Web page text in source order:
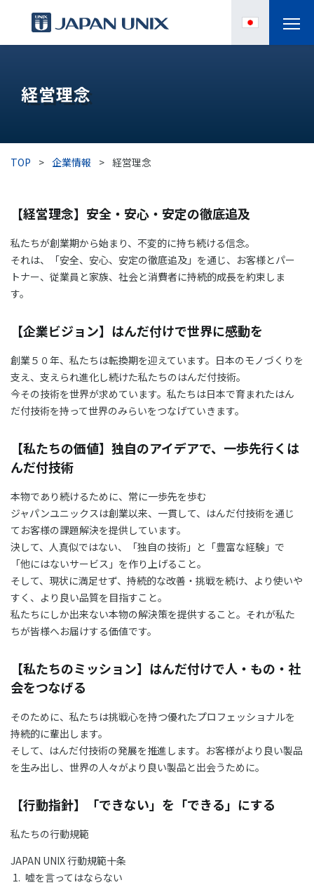
IPC
導入事例
お役立ち情報
企業情報
03-3588-0551
お問い合わせ
経営理念
TOP > 企業情報 > 経営理念
【経営理念】安全・安心・安定の徹底追及
私たちが創業期から始まり、不変的に持ち続ける信念。
それは、「安全、安心、安定の徹底追及」を通じ、お客様とパー
トナー、従業員と家族、社会と消費者に持続的成長を約束しま
す。
【企業ビジョン】はんだ付けで世界に感動を
創業５０年、私たちは転換期を迎えています。日本のモノづくりを
支え、支えられ進化し続けた私たちのはんだ付技術。
今その技術を世界が求めています。私たちは日本で育まれたはん
だ付技術を持って世界のみらいをつなげていきます。
【私たちの価値】独自のアイデアで、一歩先行くは
んだ付技術
本物であり続けるために、常に一歩先を歩む
ジャパンユニックスは創業以来、一貫して、はんだ付技術を通じ
てお客様の課題解決を提供しています。
決して、人真似ではない、「独自の技術」と「豊富な経験」で
「他にはないサービス」を作り上げること。
そして、現状に満足せず、持続的な改善・挑戦を続け、より使いや
すく、より良い品質を目指すこと。
私たちにしか出来ない本物の解決策を提供すること。それが私た
ちが皆様へお届けする価値です。
【私たちのミッション】はんだ付けで人・もの・社
会をつなげる
そのために、私たちは挑戦心を持つ優れたプロフェッショナルを
持続的に輩出します。
そして、はんだ付技術の発展を推進します。お客様がより良い製品
を生み出し、世界の人々がより良い製品と出会うために。
【行動指針】「できない」を「できる」にする
私たちの行動規範
JAPAN UNIX 行動規範十条
嘘を言ってはならない